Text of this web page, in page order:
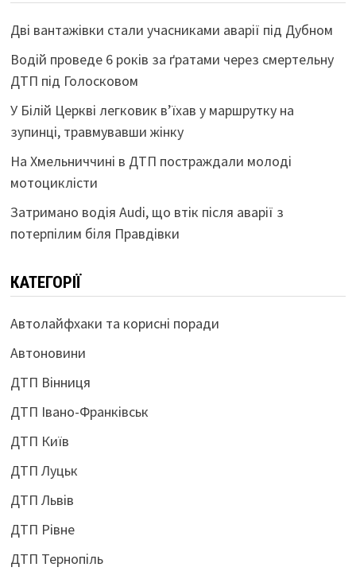
Дві вантажівки стали учасниками аварії під Дубном
Водій проведе 6 років за ґратами через смертельну
ДТП під Голосковом
У Білій Церкві легковик в’їхав у маршрутку на
зупинці, травмувавши жінку
На Хмельниччині в ДТП постраждали молоді
мотоциклісти
Затримано водія Audi, що втік після аварії з
потерпілим біля Правдівки
КАТЕГОРІЇ
Автолайфхаки та корисні поради
Автоновини
ДТП Вінниця
ДТП Івано-Франківськ
ДТП Київ
ДТП Луцьк
ДТП Львів
ДТП Рівне
ДТП Тернопіль